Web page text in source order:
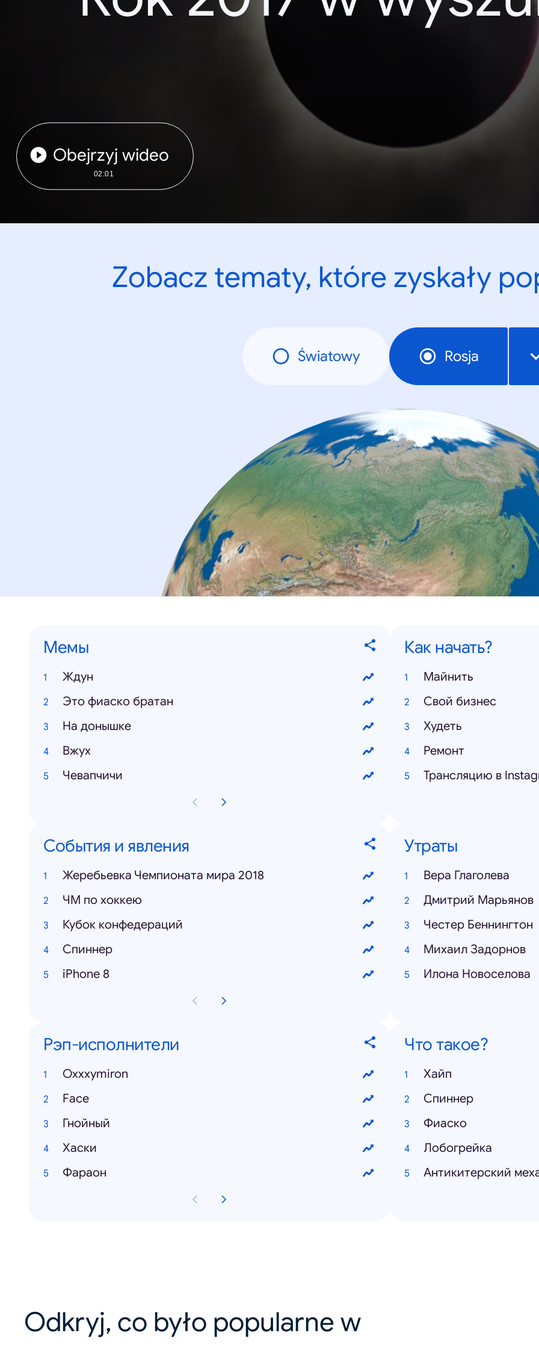
Obejrzyj wideo
02:01
Zobacz tematy, które zyskały
Światowy Rosja
Мемы
Ждун
Это фиаско братан
На донышке
Вжух
Чевапчичи
Как начать?
Майнить
Свой бизнес
Худеть
Ремонт
Трансляцию в
События и явления
Жеребьевка Чемпионата мира 2018
ЧМ по хоккею
Кубок конфедераций
Спиннер
iPhone 8
Утраты
Вера Глаголева
Дмитрий Марьянов
Честер Беннингтон
Михаил Задорнов
Илона Новоселова
Рэп-исполнители
Oxxxymiron
Face
Гнойный
Хаски
Фараон
Что такое?
Хайп
Спиннер
Фиаско
Лобогрейка
Антикитерский
Odkryj, co było popularne w